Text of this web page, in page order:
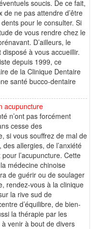
soucis. De ce fait,
de ne pas attendre d’être
pour le consulter. Si
de vous rendre chez le
D’ailleurs, le
à vous accueillir.
depuis 1999, ce
de la Clinique Dentaire
santé bucco-dentaire
acupuncture
n’ont pas forcément
cesse des
si vous souffrez de mal de
allergies, de l’anxiété
l’acupuncture. Cette
médecine chinoise
de guérir ou de soulager
rendez-vous à la clinique
la rive sud de
d’équilibre, de bien-
la thérapie par les
venir à bout de divers